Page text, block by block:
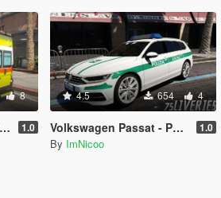
8
1.0
4.5 654 4
Volkswagen Passat - Polizia Locale (Paintjob | FiveM) 1.0
By ImNicoo